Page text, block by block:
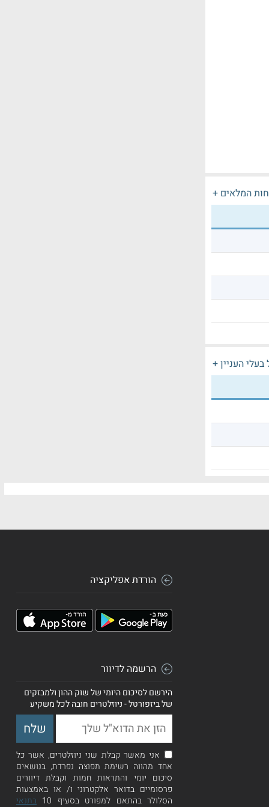
המלאים +
בעלי העניין +
הורדת אפליקציה
הרשמה לדיוור
הירשם לסיכום היומי של שוק ההון ולמבזקים
של ביזפורטל - ניוזלטרים חובה לכל משקיע
אני מאשר קבלת שני ניוזלטרים, אשר כל
אחד מהווה רשימת תפוצה נפרדת, בנושאים
סיכום יומי והתראות חמות וקבלת דיוורים
פרסומיים בדואר אלקטרוני ו/ או באמצעות
הסלולר בהתאם למפורט בסעיף 10
בתנאי